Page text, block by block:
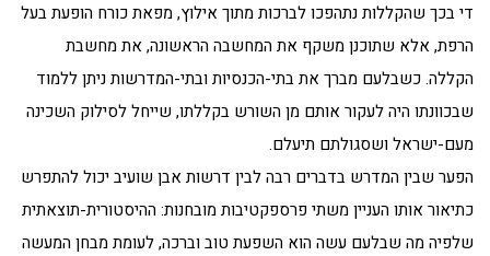
די בכך שהקללות נתהפכו לברכות מתוך אילוץ, מפאת כורח הופעת בעל
הרפת, אלא שתוכנן משקף את המחשבה הראשונה, את מחשבת
הקללה. כשבלעם מברך את בתי-הכנסיות ובתי-המדרשות ניתן ללמוד
שבכוונתו היה לעקור אותם מן השורש בקללתו, שייחל לסילוק השכינה
מעם-ישראל ושסגולתם תיעלם.
הפער שבין המדרש בדברים רבה לבין דרשות אבן שועיב יכול להתפרש
כתיאור אותו העניין משתי פרספקטיבות מובחנות: ההיסטורית-תוצאתית
שלפיה מה שבלעם עשה הוא השפעת טוב וברכה, לעומת מבחן המעשה